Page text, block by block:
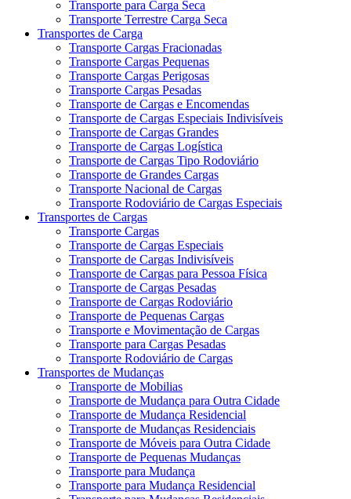
Transporte para Carga Seca
Transporte Terrestre Carga Seca
Transportes de Carga
Transporte Cargas Fracionadas
Transporte Cargas Pequenas
Transporte Cargas Perigosas
Transporte Cargas Pesadas
Transporte de Cargas e Encomendas
Transporte de Cargas Especiais Indivisíveis
Transporte de Cargas Grandes
Transporte de Cargas Logística
Transporte de Cargas Tipo Rodoviário
Transporte de Grandes Cargas
Transporte Nacional de Cargas
Transporte Rodoviário de Cargas Especiais
Transportes de Cargas
Transporte Cargas
Transporte de Cargas Especiais
Transporte de Cargas Indivisíveis
Transporte de Cargas para Pessoa Física
Transporte de Cargas Pesadas
Transporte de Cargas Rodoviário
Transporte de Pequenas Cargas
Transporte e Movimentação de Cargas
Transporte para Cargas Pesadas
Transporte Rodoviário de Cargas
Transportes de Mudanças
Transporte de Mobilias
Transporte de Mudança para Outra Cidade
Transporte de Mudança Residencial
Transporte de Mudanças Residenciais
Transporte de Móveis para Outra Cidade
Transporte de Pequenas Mudanças
Transporte para Mudança
Transporte para Mudança Residencial